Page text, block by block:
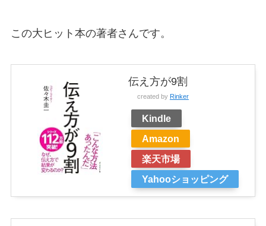
この大ヒット本の著者さんです。
伝え方が9割
created by Rinker
Kindle
Amazon
楽天市場
Yahooショッピング